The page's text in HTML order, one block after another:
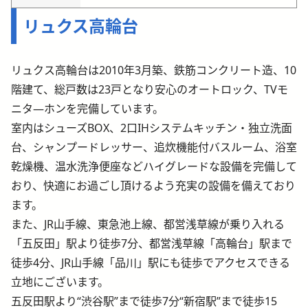
リュクス高輪台
リュクス高輪台は2010年3月築、鉄筋コンクリート造、10
階建て、総戸数は23戸となり安心のオートロック、TVモ
ニタ―ホンを完備しています。
室内はシューズBOX、2口IHシステムキッチン・独立洗面
台、シャンプードレッサー、追炊機能付バスルーム、浴室
乾燥機、温水洗浄便座などハイグレードな設備を完備して
おり、快適にお過ごし頂けるよう充実の設備を備えており
ます。
また、JR山手線、東急池上線、都営浅草線が乗り入れる
「五反田」駅より徒歩7分、都営浅草線「高輪台」駅まで
徒歩4分、JR山手線「品川」駅にも徒歩でアクセスできる
立地にございます。
五反田駅より“渋谷駅”まで徒歩7分“新宿駅”まで徒歩15